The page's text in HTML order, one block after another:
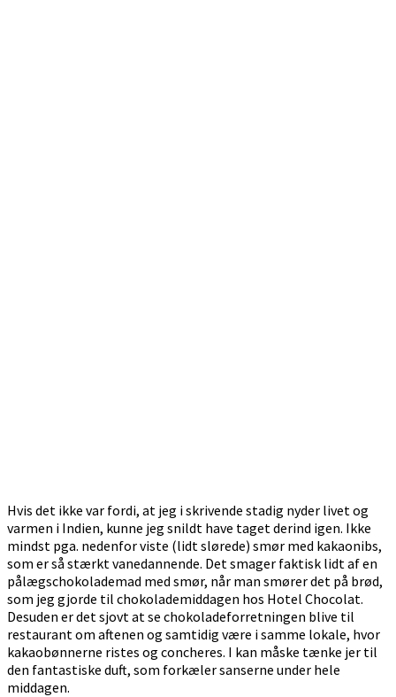
Hvis det ikke var fordi, at jeg i skrivende stadig nyder livet og
varmen i Indien, kunne jeg snildt have taget derind igen. Ikke
mindst pga. nedenfor viste (lidt slørede) smør med kakaonibs,
som er så stærkt vanedannende. Det smager faktisk lidt af en
pålægschokolademad med smør, når man smører det på brød,
som jeg gjorde til chokolademiddagen hos Hotel Chocolat.
Desuden er det sjovt at se chokoladeforretningen blive til
restaurant om aftenen og samtidig være i samme lokale, hvor
kakaobønnerne ristes og concheres. I kan måske tænke jer til
den fantastiske duft, som forkæler sanserne under hele
middagen.